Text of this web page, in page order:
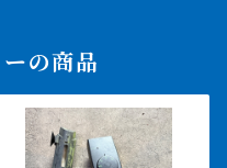
の商品